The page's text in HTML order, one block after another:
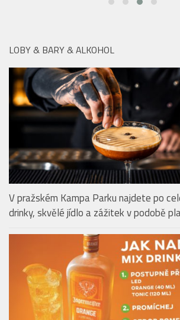
LOBY & BARY & ALKOHOL
V pražském Kampa Parku najdete po
drinky, skvělé jídlo a zážitek v podobě